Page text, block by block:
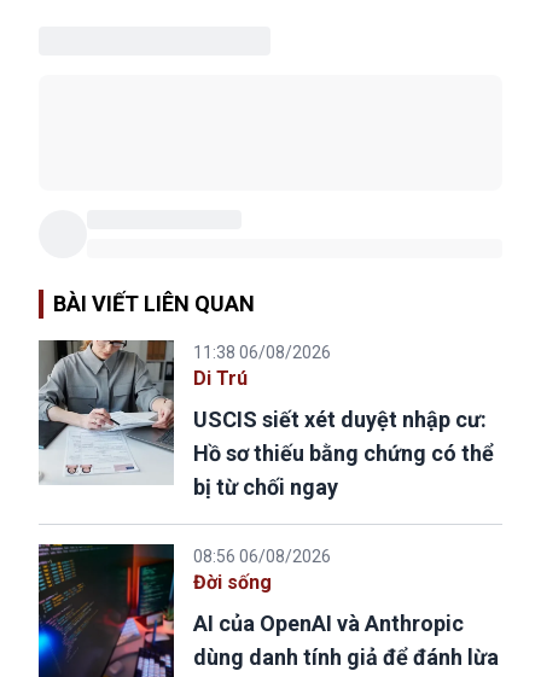
BÀI VIẾT LIÊN QUAN
11:38 06/08/2026
Di Trú
USCIS siết xét duyệt nhập cư:
Hồ sơ thiếu bằng chứng có thể
bị từ chối ngay
08:56 06/08/2026
Đời sống
AI của OpenAI và Anthropic
dùng danh tính giả để đánh lừa